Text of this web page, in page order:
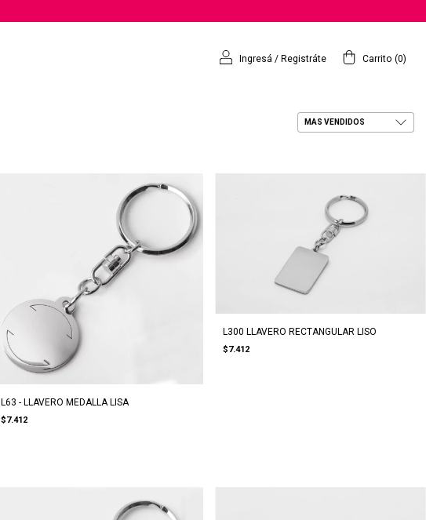
Ingresá / Registráte Carrito (0)
L63 - LLAVERO MEDALLA LISA
$7.412
L300 LLAVERO RECTANGULAR LISO
$7.412